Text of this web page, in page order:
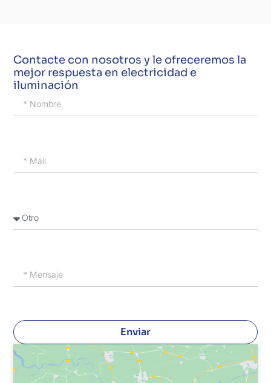
Contacte con nosotros y le ofreceremos la
mejor respuesta en electricidad e
iluminación
Enviar